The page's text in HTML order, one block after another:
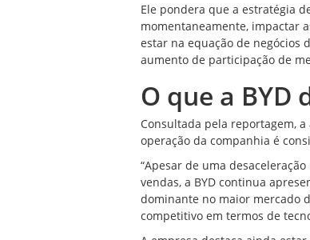
Ele pondera que a estratégia
momentaneamente, impactar
estar na equação de negócios
aumento de participação de
O que a
Consultada pela reportagem,
operação da companhia é
“Apesar de uma
vendas, a BYD continua
dominante no maior mercado
competitivo em termos de